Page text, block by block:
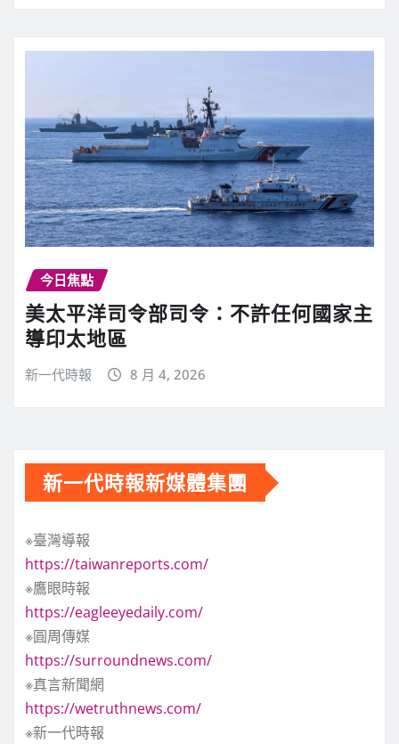
今日焦點
美太平洋司令部司令：不許任何國家主
導印太地區
新一代時報 8 月 4, 2026
新一代時報新媒體集團
※臺灣導報
https://taiwanreports.com/
※鷹眼時報
https://eagleeyedaily.com/
※圓周傳媒
https://surroundnews.com/
※真言新聞網
https://wetruthnews.com/
※新一代時報